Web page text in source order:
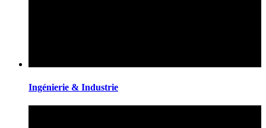
Ingénierie & Industrie